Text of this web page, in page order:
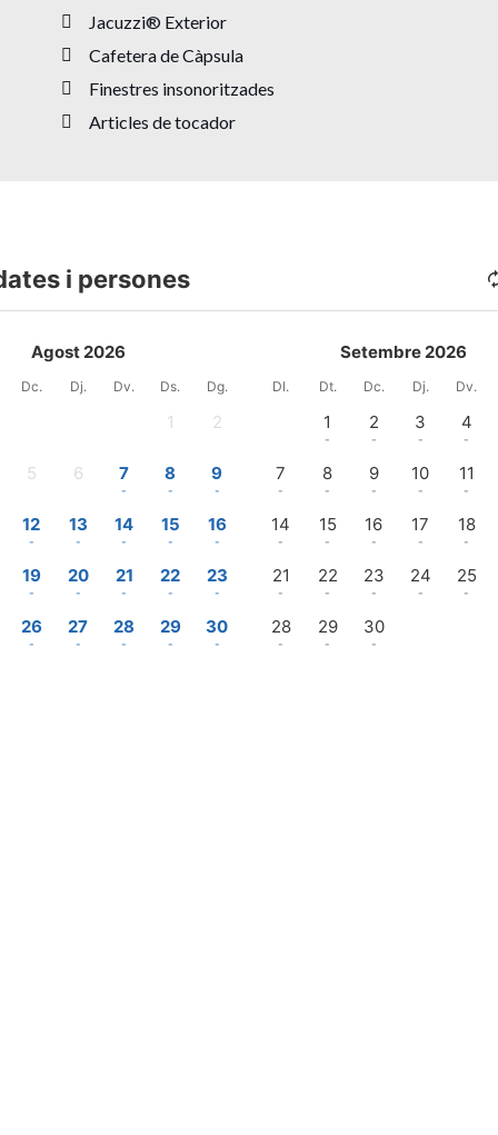
Jacuzzi® Exterior
Cafetera de Càpsula
Finestres insonoritzades
Articles de tocador
i persones
Agost 2026
Dc. Dj. Dv. Ds. Dg.
1 2
5 6 7
-
8
-
9
-
12
-
13
-
14
-
15
-
16
-
19
-
20
-
21
-
22
-
23
-
26
-
27
-
28
-
29
-
30
-
Setembre 2026
Dl. Dt. Dc. Dj. Dv.
1
-
2
-
3
-
4
-
7
-
8
-
9
-
10
-
11
-
14
-
15
-
16
-
17
-
18
-
21
-
22
-
23
-
24
-
25
-
28
-
29
-
30
-